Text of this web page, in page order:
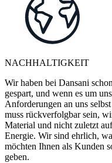
NACHHALTIGKEIT
Wir haben bei Dansani
gespart, und wenn es um
Anforderungen an uns
muss rückverfolgbar sein,
Material und nicht zuletzt
Energie. Wir sind ehrlich,
möchten Ihnen als Kunden
geben.